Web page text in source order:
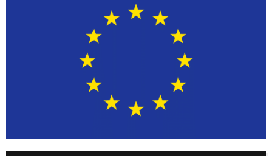
Black ( #1a1a1a)
Logo #f2f2f2